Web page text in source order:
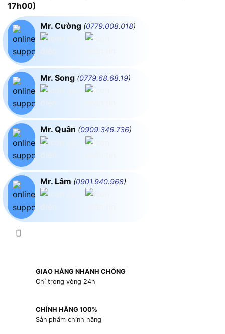
17h00)
Mr. Cường (0779.008.018)
Mr. Song (0779.68.68.19)
Mr. Quân (0909.346.736)
Mr. Lâm (0901.940.968)
GIAO HÀNG NHANH CHÓNG
Chỉ trong vòng 24h
CHÍNH HÃNG 100%
Sản phẩm chính hãng